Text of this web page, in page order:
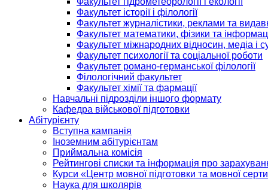
Факультет історії і філології
Факультет журналістики, реклами та
Факультет математики, фізики та
Факультет міжнародних відносин, медіа і
Факультет психології та соціальної роботи
Факультет романо-германської філології
Філологічний факультет
Факультет хімії та фармації
Навчальні підрозділи іншого формату
Кафедра військової підготовки
Абітурієнту
Вступна кампанія
Іноземним абітурієнтам
Приймальна комісія
Рейтингові списки та інформація про
Курси «Центр мовної підготовки та мовної
Наука для школярів